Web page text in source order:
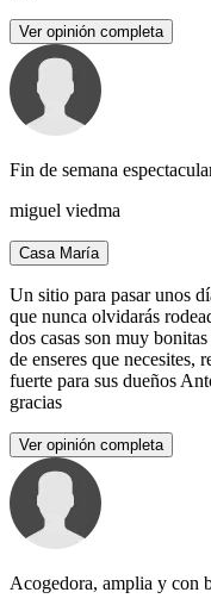
Ver opinión completa
Fin de semana
miguel viedma
Casa María
Un sitio para pasar unos
que nunca olvidarás
dos casas son muy
de enseres que necesites,
fuerte para sus dueños
gracias
Ver opinión completa
Acogedora, amplia y con